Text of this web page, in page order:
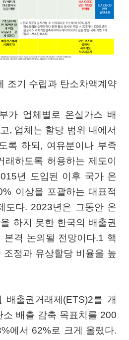
조기 수립과 탄소차액계약
가 업체별로 온실가스 배
, 업체는 할당 범위 내에서
록 하되, 여유분이나 부족
하도록 허용하는 제도이
년 도입된 이후 국가 온
이상을 포괄하는 대표적
도다. 2023년은 그동안 온
하지 못한 한국의 배출권
본격 논의될 전망이다.1 핵
정과 유상할당 비율을 높
출권거래제(ETS)2를 개
배출 감축 목표치를 200
에서 62%로 크게 올렸다.